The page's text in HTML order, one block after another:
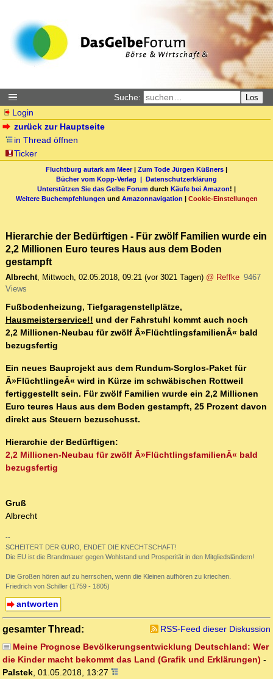
Suche: Los
Login
zurück zur Hauptseite
in Thread öffnen
Ticker
Fluchtburg autark am Meer| Zum Tode Jürgen Küßners |
Bücher vom Kopp-Verlag | Datenschutzerklärung
Unterstützen Sie das Gelbe Forum durch Käufe bei Amazon! |
Weitere Buchempfehlungen und Amazonnavigation | Cookie-Einstellungen
Hierarchie der Bedürftigen - Für zwölf Familien wurde ein
2,2 Millionen Euro teures Haus aus dem Boden
gestampft
Albrecht, Mittwoch, 02.05.2018, 09:21 (vor 3021 Tagen) @ Reffke 9467
Views
Fußbodenheizung, Tiefgaragenstellplätze,
Hausmeisterservice!! und der Fahrstuhl kommt auch noch
2,2 Millionen-Neubau für zwölf Â»FlüchtlingsfamilienÂ« bald
bezugsfertig
Ein neues Bauprojekt aus dem Rundum-Sorglos-Paket für
Â»FlüchtlingeÂ« wird in Kürze im schwäbischen Rottweil
fertiggestellt sein. Für zwölf Familien wurde ein 2,2 Millionen
Euro teures Haus aus dem Boden gestampft, 25 Prozent davon
direkt aus Steuern bezuschusst.
Hierarchie der Bedürftigen:
2,2 Millionen-Neubau für zwölf Â»FlüchtlingsfamilienÂ« bald
bezugsfertig
Gruß
Albrecht
--
SCHEITERT DER €URO, ENDET DIE KNECHTSCHAFT!
Die EU ist die Brandmauer gegen Wohlstand und Prosperität in den Mitgliedsländern!
Die Großen hören auf zu herrschen, wenn die Kleinen aufhören zu kriechen.
Friedrich von Schiller (1759 - 1805)
antworten
gesamter Thread:
RSS-Feed dieser Diskussion
Meine Prognose Bevölkerungsentwicklung Deutschland: Wer
die Kinder macht bekommt das Land (Grafik und Erklärungen) -
Palstek, 01.05.2018, 13:27